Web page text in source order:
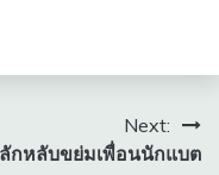
Next:
ลักหลับขย่มเพื่อนนักแบต